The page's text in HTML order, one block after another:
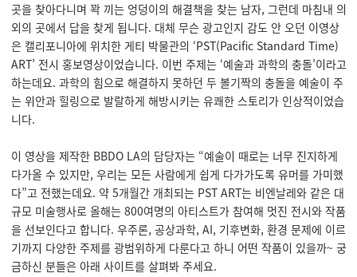
곳을 찾아다니며 꽉 끼는 엉덩이의 해결책을 찾는 남자, 그런데 마침내 의
외의 곳에서 답을 찾게 됩니다. 대체 무슨 광고인지 감도 안 오던 이영상
은 캘리포니아에 위치한 게티 박물관의 ‘PST(Pacific Standard Time)
ART’ 전시 홍보영상이었습니다. 이번 주제는 ‘예술과 과학의 충돌’이라고
하는데요. 과학의 힘으로 해결하지 못하던 두 볼기짝의 충돌을 예술이 주
는 위안과 힐링으로 발랄하게 해방시키는 유쾌한 스토리가 인상적이었습
니다.
이 영상을 제작한 BBDO LA의 담당자는 “예술이 때로는 너무 진지하게
다가올 수 있지만, 우리는 모든 사람에게 쉽게 다가가도록 유머를 가미했
다”고 전했는데요. 약 5개월간 개최되는 PST ART는 비엔날레와 같은 대
규모 미술행사로 올해는 800여명의 아티스트가 참여해 멋진 전시와 작품
을 선보인다고 합니다. 우주론, 공상과학, AI, 기후변화, 환경 문제에 이르
기까지 다양한 주제를 광범위하게 다룬다고 하니 어떤 작품이 있을까~ 궁
금하신 분들은 아래 사이트를 살펴봐 주세요.